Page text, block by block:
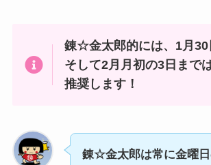
錬☆金太郎的には、1月30
そして2月月初の3日まで
推奨します！
錬☆金太郎は常に金曜